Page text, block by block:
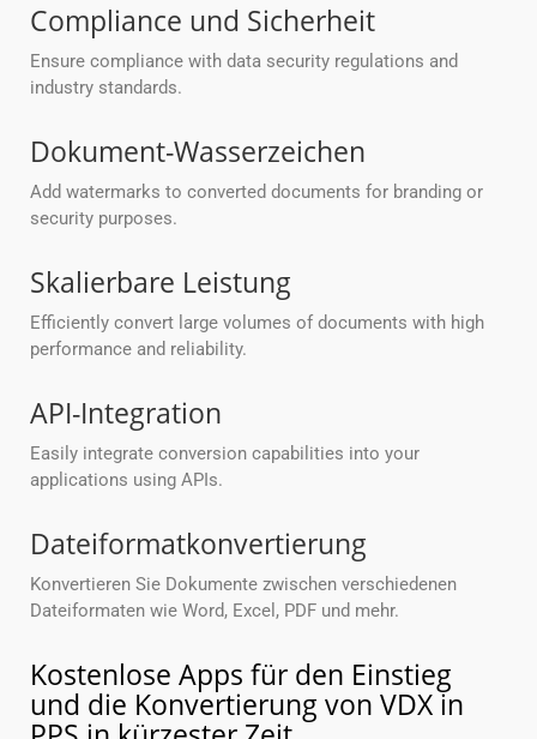
Compliance und Sicherheit
Ensure compliance with data security regulations and
industry standards.
Dokument-Wasserzeichen
Add watermarks to converted documents for branding or
security purposes.
Skalierbare Leistung
Efficiently convert large volumes of documents with high
performance and reliability.
API-Integration
Easily integrate conversion capabilities into your
applications using APIs.
Dateiformatkonvertierung
Konvertieren Sie Dokumente zwischen verschiedenen
Dateiformaten wie Word, Excel, PDF und mehr.
Kostenlose Apps für den Einstieg
und die Konvertierung von VDX in